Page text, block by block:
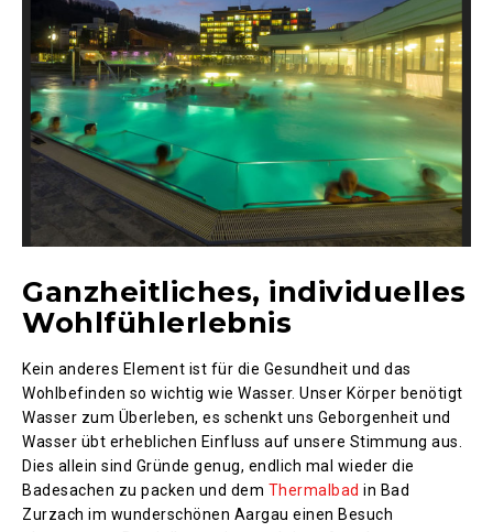
Ganzheitliches, individuelles
Wohlfühlerlebnis
Kein anderes Element ist für die Gesundheit und das
Wohlbefinden so wichtig wie Wasser. Unser Körper benötigt
Wasser zum Überleben, es schenkt uns Geborgenheit und
Wasser übt erheblichen Einfluss auf unsere Stimmung aus.
Dies allein sind Gründe genug, endlich mal wieder die
Badesachen zu packen und dem Thermalbad in Bad
Zurzach im wunderschönen Aargau einen Besuch